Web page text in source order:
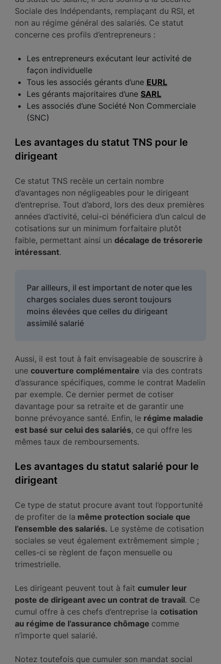
Sociale des Indépendants, remplaçant du RSI, et
non au régime général des salariés. Ce statut
concerne ces profils d’entrepreneurs :
Les entrepreneurs exécutant leur activité de
façon individuelle
Tous les associés gérants d’une EURL
Les gérants majoritaires d’une SARL
Les associés d’une Société Non Commerciale
(SNC)
Les avantages du statut TNS pour le
dirigeant
Ce statut TNS recèle un certain nombre
d’avantages non négligeables pour le dirigeant
d’entreprise. Tout d’abord, lors des deux premières
années d’activité, celui-ci bénéficiera d’un calcul de
cotisations sur un minimum forfaitaire plutôt
faible, permettant ainsi un décalage de trésorerie
intéressant.
Par ailleurs, il est important de noter que les
charges sociales dues seront toujours
moins élevées que celles du dirigeant
assimilé salarié
Aussi, il est tout à fait envisageable de souscrire à
une couverture complémentaire via des contrats
d’assurance spécifiques, comme le contrat Madelin
par exemple. Ce dernier permet de cotiser
davantage pour sa retraite et de garantir une
bonne prévoyance santé. Enfin, le régime maladie
est basé sur celui des salariés, ce qui offre les
mêmes taux de remboursements.
Les avantages du statut salarié pour le
dirigeant
Ce type de statut procure avant tout l’opportunité
de profiter de la même protection sociale que
l’ensemble des salariés. Le système de cotisation
sociales se veut également extrêmement simple ;
celles-ci se règlent de façon mensuelle ou
trimestrielle.
Les dirigeant peuvent tout à fait cumuler leur
poste de dirigeant avec un contrat de travail. Ce
cumul offre à ces chefs d’entreprise la cotisation
au régime de l’assurance chômage comme
n’importe quel salarié.
Notez toutefois que cumuler son mandat social